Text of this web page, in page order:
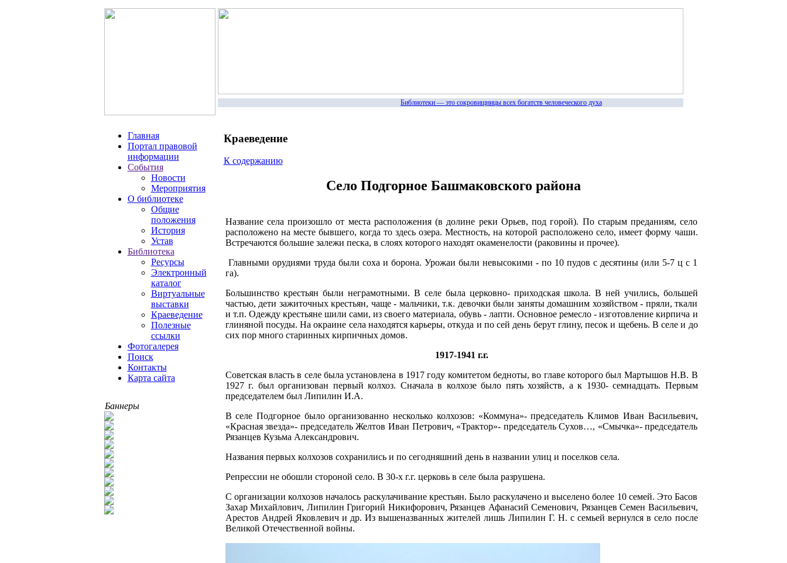
Библиотеки — это сокровищницы всех богатств человеческого духа
Главная
Портал правовой
информации
События
Новости
Мероприятия
О библиотеке
Общие
положения
История
Устав
Библиотека
Ресурсы
Электронный
каталог
Виртуальные
выставки
Краеведение
Полезные
ссылки
Фотогалерея
Поиск
Контакты
Карта сайта
Баннеры
Краеведение
К содержанию
Село Подгорное Башмаковского района
Название села произошло от места расположения (в долине реки Орьев, под горой). По старым преданиям, село
расположено на месте бывшего, когда то здесь озера. Местность, на которой расположено село, имеет форму чаши.
Встречаются большие залежи песка, в слоях которого находят окаменелости (раковины и прочее).
Главными орудиями труда были соха и борона. Урожаи были невысокими - по 10 пудов с десятины (или 5-7 ц с 1
га).
Большинство крестьян были неграмотными. В селе была церковно- приходская школа. В ней учились, большей
частью, дети зажиточных крестьян, чаще - мальчики, т.к. девочки были заняты домашним хозяйством - пряли, ткали
и т.п. Одежду крестьяне шили сами, из своего материала, обувь - лапти. Основное ремесло - изготовление кирпича и
глиняной посуды. На окраине села находятся карьеры, откуда и по сей день берут глину, песок и щебень. В селе и до
сих пор много старинных кирпичных домов.
1917-1941 г.г.
Советская власть в селе была установлена в 1917 году комитетом бедноты, во главе которого был Мартышов Н.В. В
1927 г. был организован первый колхоз. Сначала в колхозе было пять хозяйств, а к 1930- семнадцать. Первым
председателем был Липилин И.А.
В селе Подгорное было организованно несколько колхозов: «Коммуна»- председатель Климов Иван Васильевич,
«Красная звезда»- председатель Желтов Иван Петрович, «Трактор»- председатель Сухов…, «Смычка»- председатель
Рязанцев Кузьма Александрович.
Названия первых колхозов сохранились и по сегодняшний день в названии улиц и поселков села.
Репрессии не обошли стороной село. В 30-х г.г. церковь в селе была разрушена.
С организации колхозов началось раскулачивание крестьян. Было раскулачено и выселено более 10 семей. Это Басов
Захар Михайлович, Липилин Григорий Никифорович, Рязанцев Афанасий Семенович, Рязанцев Семен Васильевич,
Арестов Андрей Яковлевич и др. Из вышеназванных жителей лишь Липилин Г. Н. с семьей вернулся в село после
Великой Отечественной войны.